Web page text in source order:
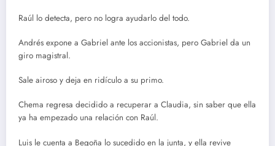
Raúl lo detecta, pero no logra ayudarlo del todo.
Andrés expone a Gabriel ante los accionistas, pero Gabriel da un
giro magistral.
Sale airoso y deja en ridículo a su primo.
Chema regresa decidido a recuperar a Claudia, sin saber que ella
ya ha empezado una relación con Raúl.
Luis le cuenta a Begoña lo sucedido en la junta, y ella revive